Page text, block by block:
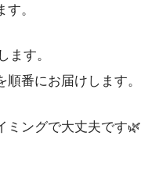
。
ます。
番にお届けします。
ミングで大丈夫です🌿